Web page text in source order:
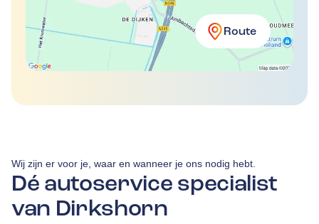
Route
Dé autoservice specialist
van Dirkshorn
Wij zijn er voor je, waar en wanneer je ons nodig hebt.